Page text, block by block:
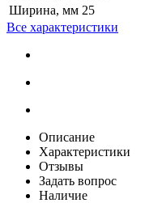
Ширина, мм 25
Все характеристики
Описание
Характеристики
Отзывы
Задать вопрос
Наличие